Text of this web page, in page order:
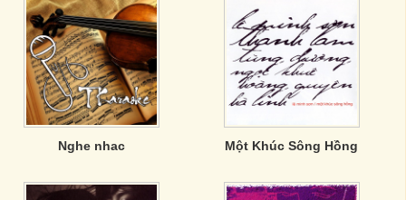
Nghe nhac Một Khúc Sông Hồng